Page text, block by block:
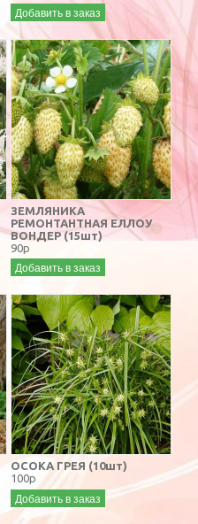
Добавить в заказ
ЗЕМЛЯНИКА
РЕМОНТАНТНАЯ ЕЛЛОУ
ВОНДЕР (15шт)
90р
Добавить в заказ
ОСОКА ГРЕЯ (10шт)
100р
Добавить в заказ